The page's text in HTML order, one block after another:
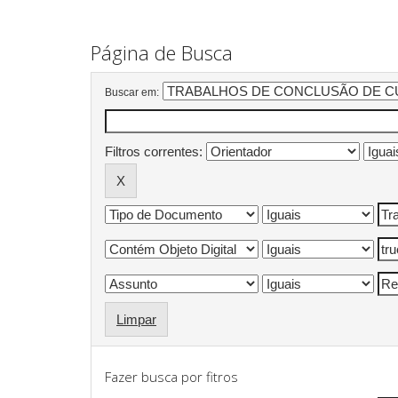
Página de Busca
Buscar em:
Filtros correntes:
Limpar
Fazer busca por fitros